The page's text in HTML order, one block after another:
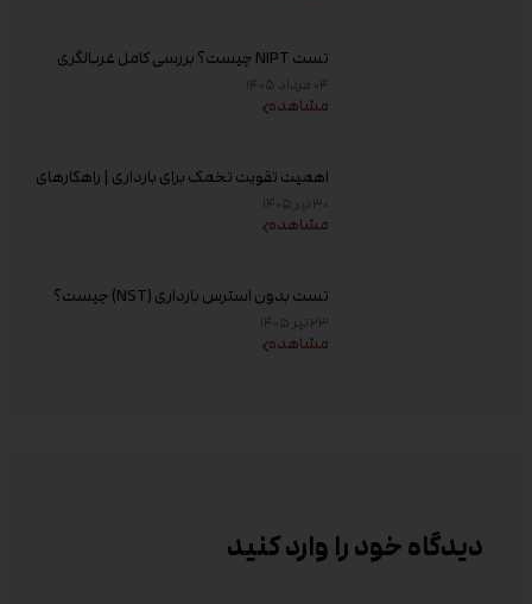
تست NIPT چیست؟ بررسی کامل غربالگری
غیر تهاجمی پیش از تولد، زمان انجام و تفسیر
جواب
۰۴ مرداد ۱۴۰۵
مشاهده
اهمیت تقویت تخمک برای بارداری | راهکارهای
افزایش کیفیت تخمک و شانس باروری
۳۰ تیر ۱۴۰۵
مشاهده
تست بدون استرس بارداری (NST) چیست؟
زمان انجام و تفسیر نتیجه
۲۳ تیر ۱۴۰۵
مشاهده
دیدگاه خود را وارد کنید